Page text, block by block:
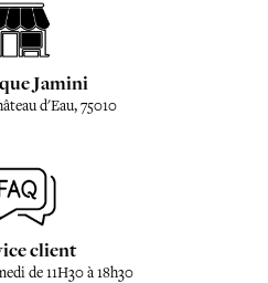
Jamini
d'Eau, 75010
client
de 11H30 à 18h30